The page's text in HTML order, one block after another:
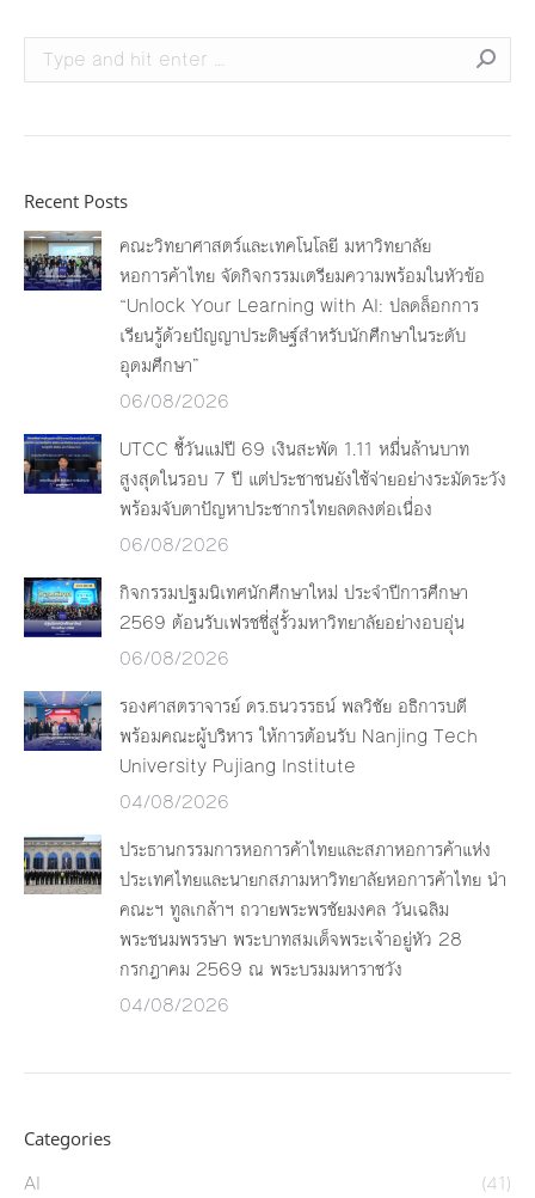
Search:
Recent Posts
คณะวิทยาศาสตร์และเทคโนโลยี มหาวิทยาลัย
หอการค้าไทย จัดกิจกรรมเตรียมความพร้อมในหัวข้อ
“Unlock Your Learning with AI: ปลดล็อกการ
เรียนรู้ด้วยปัญญาประดิษฐ์สำหรับนักศึกษาในระดับ
อุดมศึกษา”
06/08/2026
UTCC ชี้วันแม่ปี 69 เงินสะพัด 1.11 หมื่นล้านบาท
สูงสุดในรอบ 7 ปี แต่ประชาชนยังใช้จ่ายอย่างระมัดระวัง
พร้อมจับตาปัญหาประชากรไทยลดลงต่อเนื่อง
06/08/2026
กิจกรรมปฐมนิเทศนักศึกษาใหม่ ประจำปีการศึกษา
2569 ต้อนรับเฟรชชี่สู่รั้วมหาวิทยาลัยอย่างอบอุ่น
06/08/2026
รองศาสตราจารย์ ดร.ธนวรรธน์ พลวิชัย อธิการบดี
พร้อมคณะผู้บริหาร ให้การต้อนรับ Nanjing Tech
University Pujiang Institute
04/08/2026
ประธานกรรมการหอการค้าไทยและสภาหอการค้าแห่ง
ประเทศไทยและนายกสภามหาวิทยาลัยหอการค้าไทย นำ
คณะฯ ทูลเกล้าฯ ถวายพระพรชัยมงคล วันเฉลิม
พระชนมพรรษา พระบาทสมเด็จพระเจ้าอยู่หัว 28
กรกฎาคม 2569 ณ พระบรมมหาราชวัง
04/08/2026
Categories
AI
(41)